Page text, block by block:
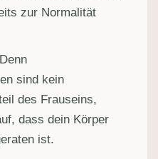
zur Normalität
sind kein
des Frauseins,
dass dein Körper
ist.